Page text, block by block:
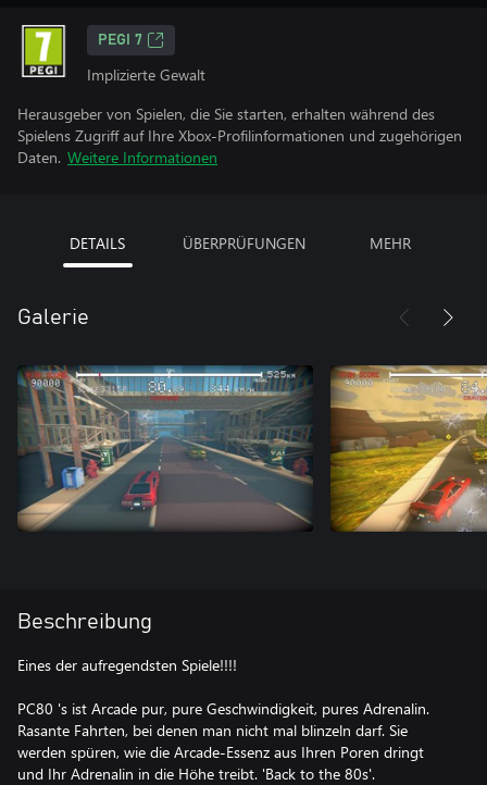
PEGI 7
Implizierte Gewalt
Herausgeber von Spielen, die Sie starten, erhalten während des
Spielens Zugriff auf Ihre Xbox-Profilinformationen und zugehörigen
Daten. Weitere Informationen
DETAILS ÜBERPRÜFUNGEN MEHR
Galerie
Beschreibung
Eines der aufregendsten Spiele!!!!
PC80 's ist Arcade pur, pure Geschwindigkeit, pures Adrenalin.
Rasante Fahrten, bei denen man nicht mal blinzeln darf. Sie
werden spüren, wie die Arcade-Essenz aus Ihren Poren dringt
und Ihr Adrenalin in die Höhe treibt. 'Back to the 80s'.